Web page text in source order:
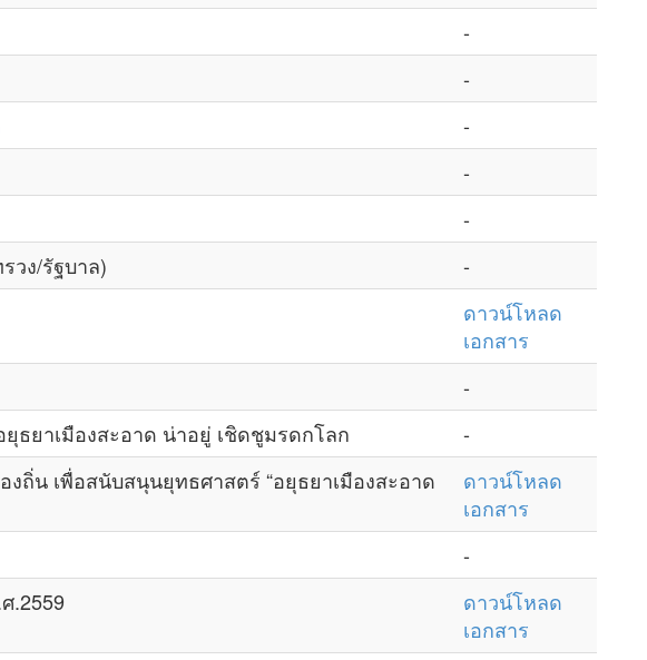
-
-
-
-
-
วง/รัฐบาล)
-
ดาวน์โหลด
เอกสาร
-
ธยาเมืองสะอาด น่าอยู่ เชิดชูมรดกโลก
-
น เพื่อสนับสนุนยุทธศาสตร์ “อยุธยาเมืองสะอาด
ดาวน์โหลด
เอกสาร
-
.2559
ดาวน์โหลด
เอกสาร